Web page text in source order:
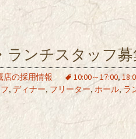
ンチスタッフ募
店の採用情報 10:00～17:00,
, ディナー, フリーター, ホール,ラ